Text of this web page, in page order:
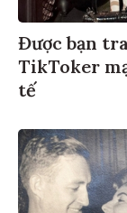
Được bạn
TikToker
tế